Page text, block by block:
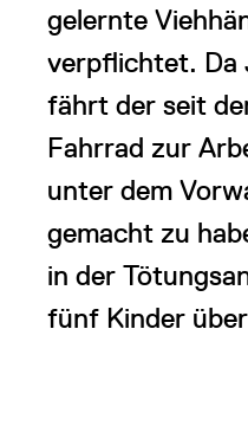
gelernte
verpflichtet. Da
fährt der seit
Fahrrad zur
unter dem
gemacht zu
in der
fünf Kinder